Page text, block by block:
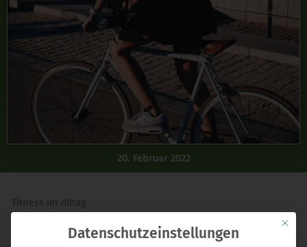
20. Februar 2022
Fitness im Alltag
Wie Eingangs schon erwähnt, den Hang zur Bequemlichkeit
Mit
Datenschutzeinstellungen